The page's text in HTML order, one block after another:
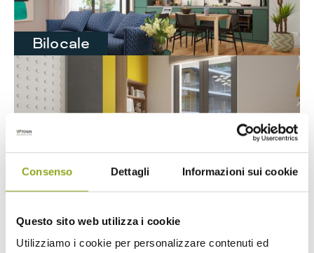
Consenso Dettagli Informazioni sui cookie
Questo sito web utilizza i cookie
Utilizziamo i cookie per personalizzare contenuti ed
Bilocale
Trilocale